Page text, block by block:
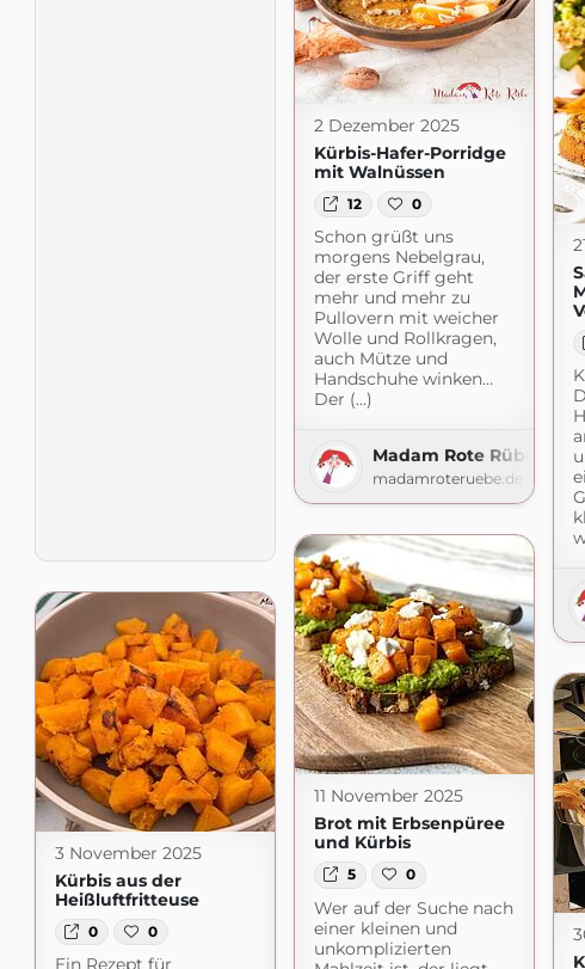
2 Dezember 2025
Kürbis-Hafer-Porridge
mit Walnüssen
12 0
Schon grüßt uns
morgens Nebelgrau,
der erste Griff geht
mehr und mehr zu
Pullovern mit weicher
Wolle und Rollkragen,
auch Mütze und
Handschuhe winken…
Der (...)
Madam Rote Rübe
madamroteruebe.de
11 November 2025
Brot mit Erbsenpüree
und Kürbis
5 0
Wer auf der Suche nach
einer kleinen und
unkomplizierten
3 November 2025
Kürbis aus der
Heißluftfritteuse
0 0
Ein Rezept für